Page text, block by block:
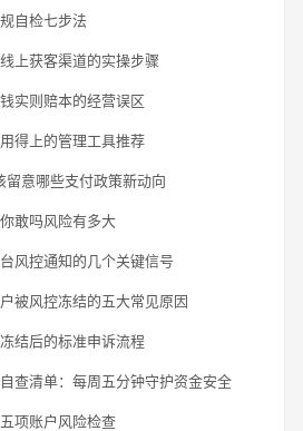
自检七步法
上获客渠道的实操步骤
实则赔本的经营误区
得上的管理工具推荐
意哪些支付政策新动向
敢吗风险有多大
风控通知的几个关键信号
被风控冻结的五大常见原因
结后的标准申诉流程
查清单：每周五分钟守护资金安全
项账户风险检查